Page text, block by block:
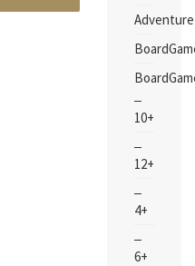
Adventure
10+
12+
4+
6+